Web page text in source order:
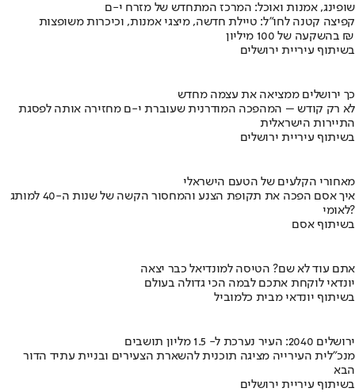
שופינג, אמנות ואוכל: המרכז המתחדש של מזרח י-ם
קפיצה קטנה לחו"ל: טיילת חדשה, מיצגי אמנות, וכיכרות משופצות
בהשקעה של 100 מיליון ₪
בשיתוף עיריית ירושלים
כך ירושלים ממציאה את עצמה מחדש
לא רק קודש – המהפכה המודרנית שעוברת י-ם מחזירה אותה לפסגת
התיירות הישראלית
בשיתוף עיריית ירושלים
מאחורי הקלעים של הטעם הישראלי
איך אסם הפכה את תקופת הצנע והמחסור הקשה של שנות ה-40 למותג
לאומי?
בשיתוף אסם
אתם עוד לא שם? הטיסה למונדיאל כבר יצאה
יונדאי לוקחת אתכם לבמה הכי גדולה בעולם
בשיתוף יונדאי מבית כלמוביל
ירושלים 2040: העיר נערכת ל- 1.5 מליון תושבים
מנכ"לית העירייה מציגה תוכנית להשארת הצעירים ובניית עתיד הדור
הבא
בשיתוף עיריית ירושלים